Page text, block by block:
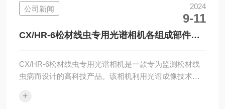
红外光谱仪时，有几个关键因素需要考虑，以确保选择
适合您实验需求的仪器。1、波长范围：该仪器通常覆盖
不同的波长范围，如近红外、中红外和远红外。根据您
的研究对象，选择适当的波长范围非常重要。不...
公司新闻 2024
9-11
CX/HR-6松材线虫专用光谱相机各组成部件功
CX/HR-6松材线虫专用光谱相机是一款专为监测松材线
虫病而设计的高科技产品。该相机利用光谱成像技术，
期，为早发现、早处理提供了有力支持，有效预防了大
+